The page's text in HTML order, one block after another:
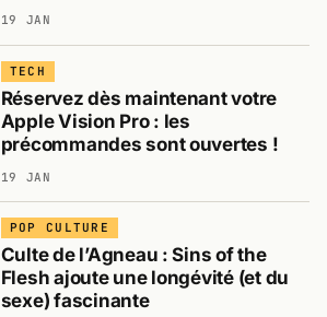
19 JAN
TECH
Réservez dès maintenant votre
Apple Vision Pro : les
précommandes sont ouvertes !
19 JAN
POP CULTURE
Culte de l’Agneau : Sins of the
Flesh ajoute une longévité (et du
sexe) fascinante